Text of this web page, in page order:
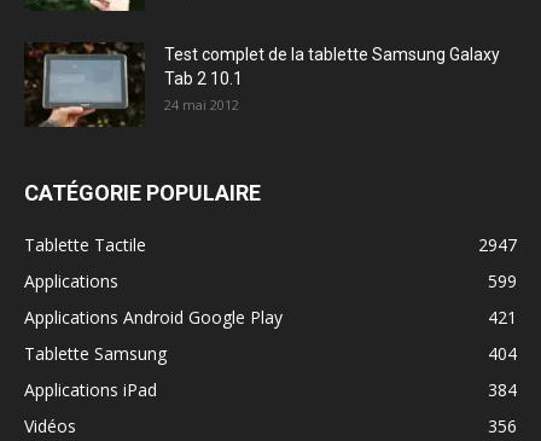
Test complet de la tablette Samsung Galaxy
Tab 2 10.1
24 mai 2012
CATÉGORIE POPULAIRE
Tablette Tactile
2947
Applications
599
Applications Android Google Play
421
Tablette Samsung
404
Applications iPad
384
Vidéos
356